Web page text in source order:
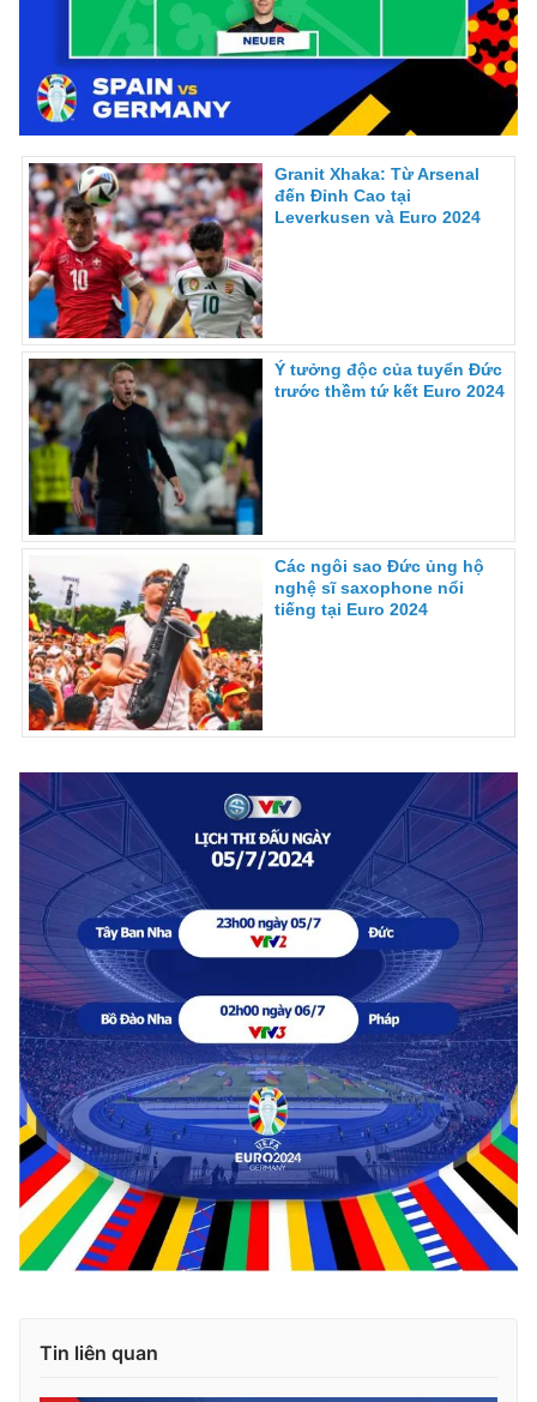
Granit Xhaka: Từ Arsenal
đến Đỉnh Cao tại
Leverkusen và Euro 2024
Ý tưởng độc của tuyển Đức
trước thềm tứ kết Euro 2024
Các ngôi sao Đức ủng hộ
nghệ sĩ saxophone nổi
tiếng tại Euro 2024
Tin liên quan